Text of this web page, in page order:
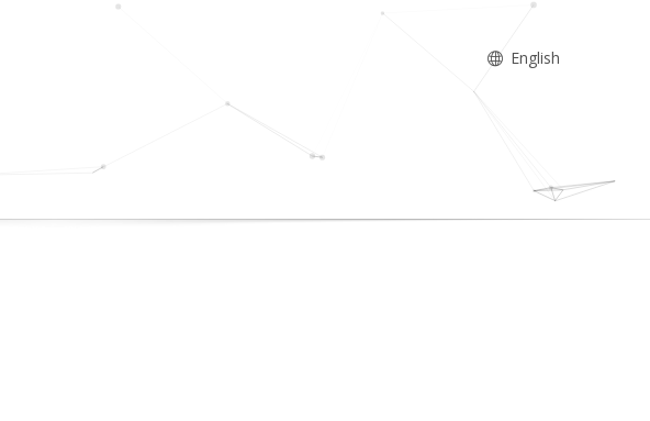
English